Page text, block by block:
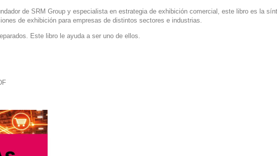
de SRM Group y especialista en estrategia de exhibición comercial, este libro es la
de exhibición para empresas de distintos sectores e industrias.
Este libro le ayuda a ser uno de ellos.